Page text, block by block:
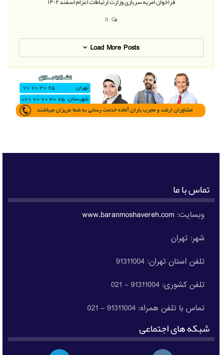
Load More Posts
تماس با ما
وبسایت:www.baranmoshavereh.com
شهر: تهران
تلفن استان تهران: 91311004
تلفن کشوری: 91311004 – 021
تماس با تلفن همراه: 91311004 – 021
شبکه های اجتماعی